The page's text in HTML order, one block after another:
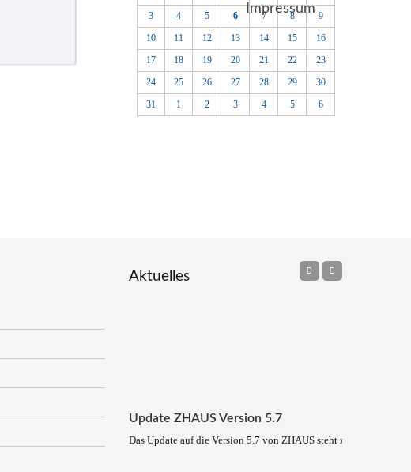
Impressum
3
4 5 6 7 8
9
10
11 12 13 14 15
16
17
18 19 20 21 22
23
24
25 26 27 28 29
30
31
1 2 3 4 5 6
Aktuelles
Update ZHAUS Version 5.7
Das Update auf die Version 5.7 von ZHAUS steht zum